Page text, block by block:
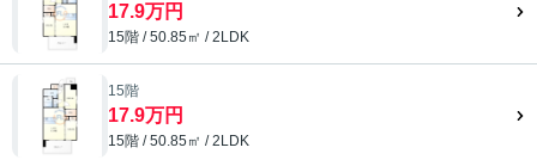
17.9万円
15階 / 50.85㎡ / 2LDK
15階
17.9万円
15階 / 50.85㎡ / 2LDK